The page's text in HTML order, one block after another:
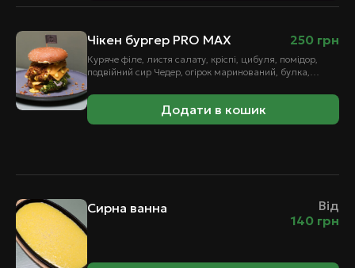
Чікен бургер PRO MAX 250 грн
Куряче філе, листя салату, кріспі, цибуля, помідор,
подвійний сир Чедер, огірок маринований, булка,
Додати в кошик
Сирна ванна
Від
140 грн